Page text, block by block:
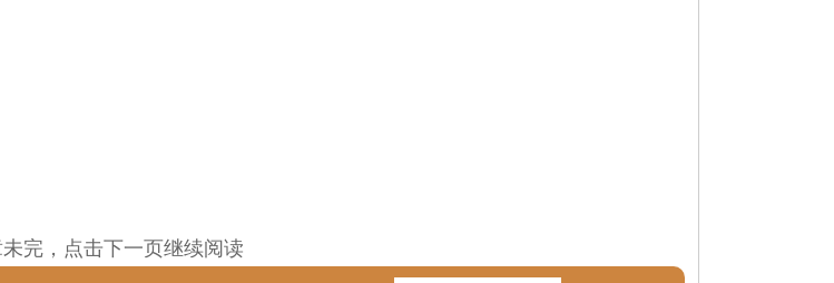
完，点击下一页继续阅读